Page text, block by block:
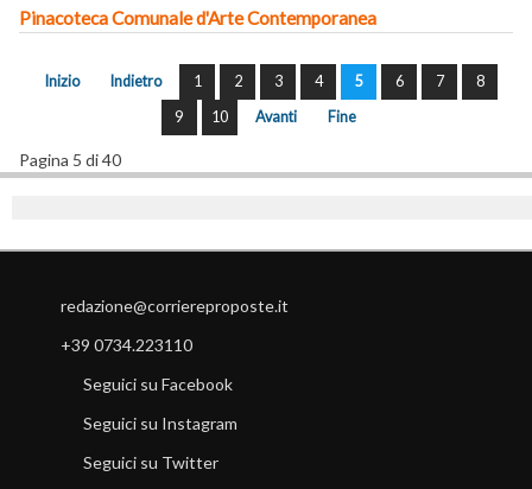
Pinacoteca Comunale d'Arte Contemporanea
Inizio Indietro 1 2 3 4 5 6 7
8
9
10 Avanti Fine
Pagina 5 di 40
redazione@corriereproposte.it
+39 0734.223110
Seguici su Facebook
Seguici su Instagram
Seguici su Twitter